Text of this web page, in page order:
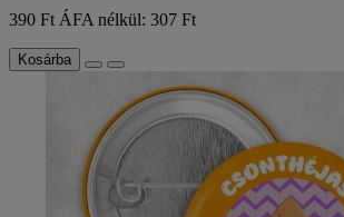
390 Ft ÁFA nélkül: 307 Ft
Kosárba